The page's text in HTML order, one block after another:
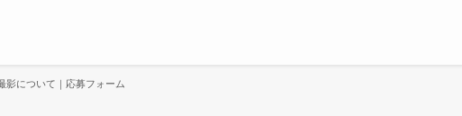
影について｜応募フォーム